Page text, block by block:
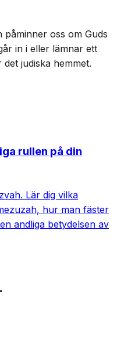
oss om Guds
in i eller lämnar ett
judiska hemmet.
rullen på din
Lär dig vilka
hur man fäster
andliga betydelsen av